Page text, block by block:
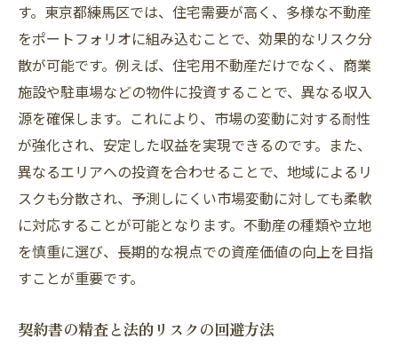
す。東京都練馬区では、住宅需要が高く、多様な不動産
をポートフォリオに組み込むことで、効果的なリスク分
散が可能です。例えば、住宅用不動産だけでなく、商業
施設や駐車場などの物件に投資することで、異なる収入
源を確保します。これにより、市場の変動に対する耐性
が強化され、安定した収益を実現できるのです。また、
異なるエリアへの投資を合わせることで、地域によるリ
スクも分散され、予測しにくい市場変動に対しても柔軟
に対応することが可能となります。不動産の種類や立地
を慎重に選び、長期的な視点での資産価値の向上を目指
すことが重要です。
契約書の精査と法的リスクの回避方法